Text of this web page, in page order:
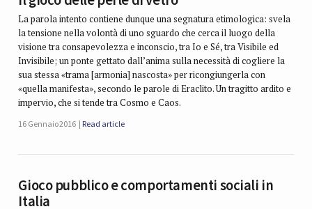
La parola intento contiene dunque una segnatura etimologica: svela
la tensione nella volontà di uno sguardo che cerca il luogo della
visione tra consapevolezza e inconscio, tra Io e Sé, tra Visibile ed
Invisibile; un ponte gettato dall’anima sulla necessità di cogliere la
sua stessa «trama [armonia] nascosta» per ricongiungerla con
«quella manifesta», secondo le parole di Eraclito. Un tragitto ardito e
impervio, che si tende tra Cosmo e Caos.
16 Gennaio 2016 Read article
Gioco pubblico e comportamenti sociali in
Italia